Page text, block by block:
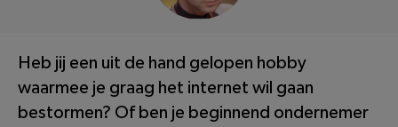
Vrije Tijd Online LEESTIJD: 2 MINUTEN
Heb jij een uit de hand gelopen hobby
waarmee je graag het internet wil gaan
bestormen? Of ben je beginnend ondernemer